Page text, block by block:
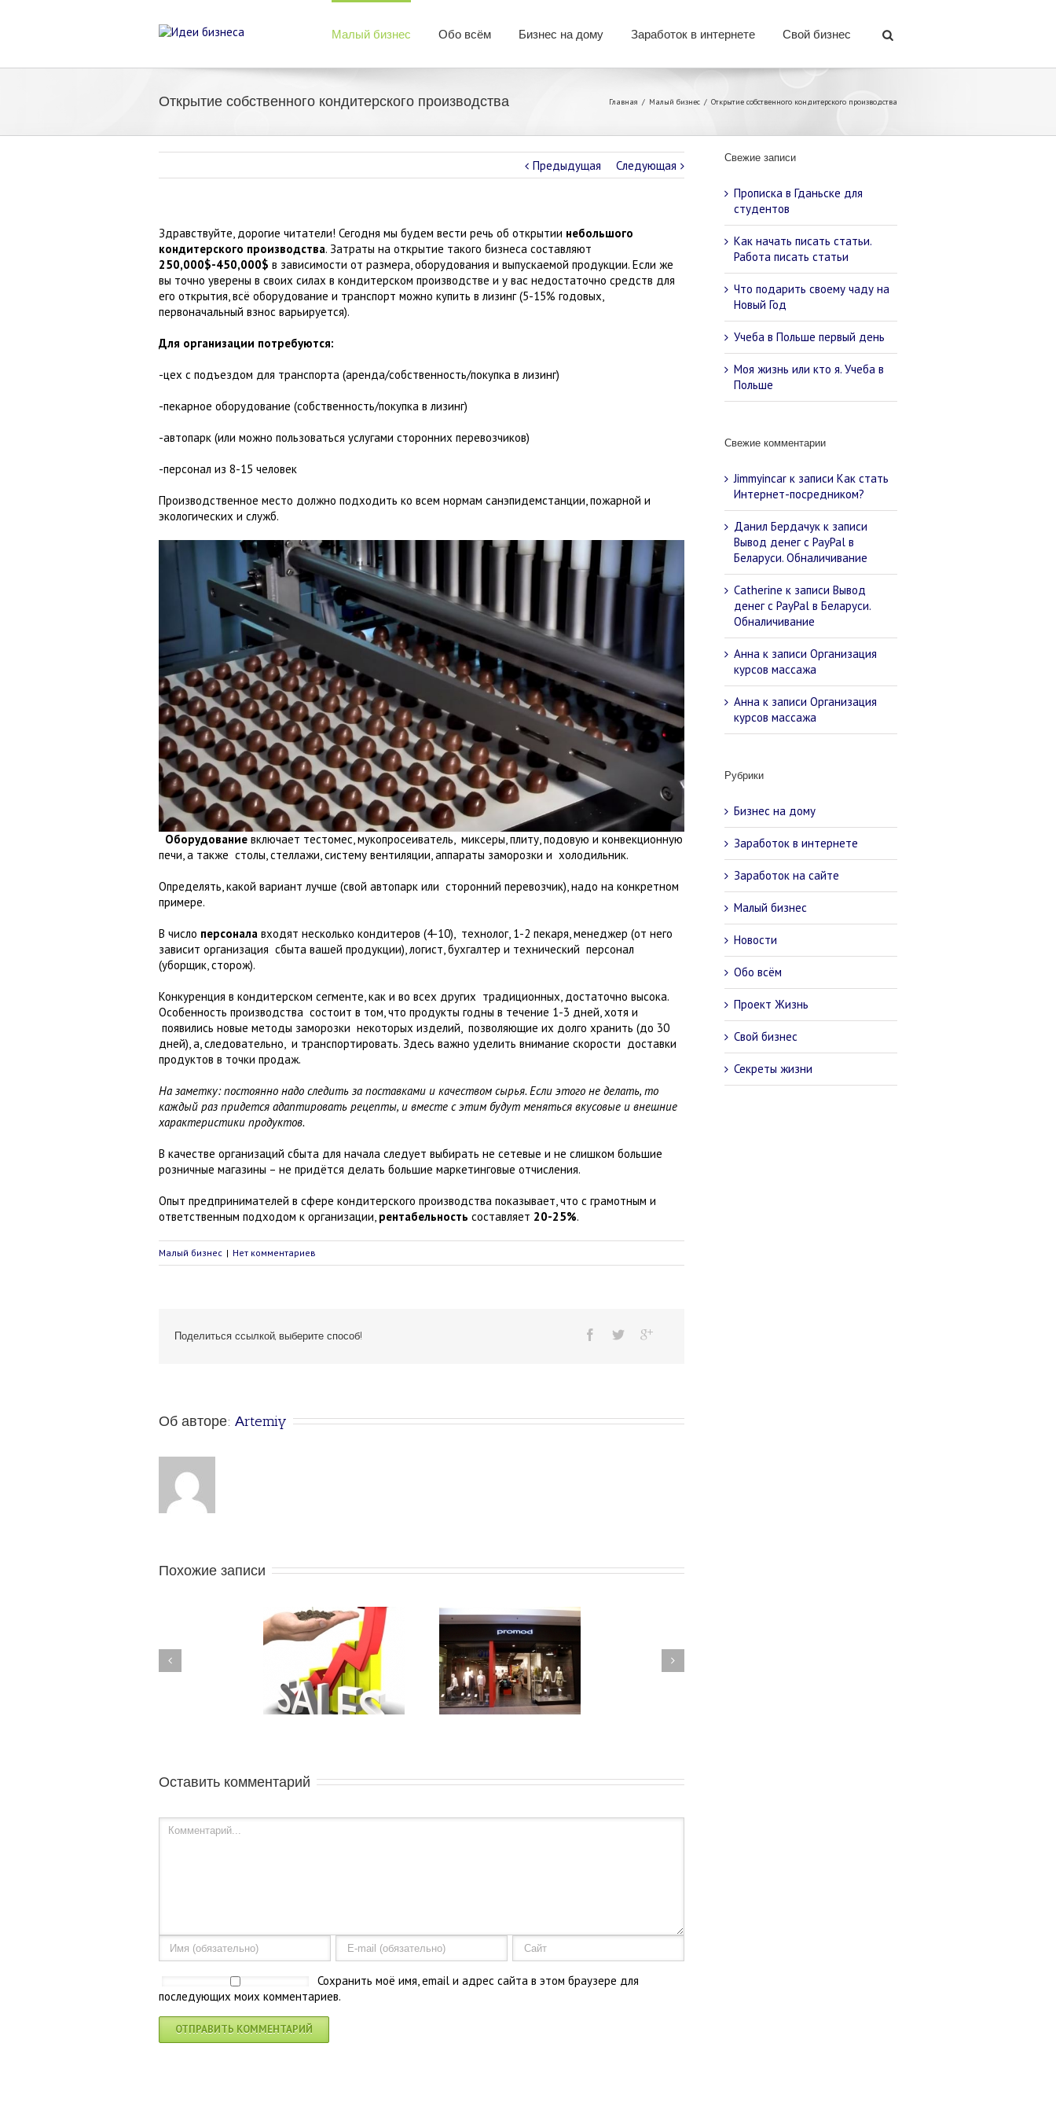
Малый бизнес Обо всём Бизнес на дому Заработок в интернете Свой бизнес
Открытие собственного кондитерского производства Главная Малый бизнес Открытие собственного кондитерского производства
Предыдущая Следующая
Здравствуйте, дорогие читатели! Сегодня мы будем вести речь об открытии небольшого
кондитерского производства. Затраты на открытие такого бизнеса составляют
250,000$-450,000$ в зависимости от размера, оборудования и выпускаемой продукции. Если же
вы точно уверены в своих силах в кондитерском производстве и у вас недостаточно средств для
его открытия, всё оборудование и транспорт можно купить в лизинг (5-15% годовых,
первоначальный взнос варьируется).
Для организации потребуются:
-цех с подъездом для транспорта (аренда/собственность/покупка в лизинг)
-пекарное оборудование (собственность/покупка в лизинг)
-автопарк (или можно пользоваться услугами сторонних перевозчиков)
-персонал из 8-15 человек
Производственное место должно подходить ко всем нормам санэпидемстанции, пожарной и
экологических и служб.
Оборудование включает тестомес, мукопросеиватель, миксеры, плиту, подовую и конвекционную
печи, а также столы, стеллажи, систему вентиляции, аппараты заморозки и холодильник.
Определять, какой вариант лучше (свой автопарк или сторонний перевозчик), надо на конкретном
примере.
В число персонала входят несколько кондитеров (4-10), технолог, 1-2 пекаря, менеджер (от него
зависит организация сбыта вашей продукции), логист, бухгалтер и технический персонал
(уборщик, сторож).
Конкуренция в кондитерском сегменте, как и во всех других традиционных, достаточно высока.
Особенность производства состоит в том, что продукты годны в течение 1-3 дней, хотя и
появились новые методы заморозки некоторых изделий, позволяющие их долго хранить (до 30
дней), а, следовательно, и транспортировать. Здесь важно уделить внимание скорости доставки
продуктов в точки продаж.
На заметку: постоянно надо следить за поставками и качеством сырья. Если этого не делать, то
каждый раз придется адаптировать рецепты, и вместе с этим будут меняться вкусовые и внешние
характеристики продуктов.
В качестве организаций сбыта для начала следует выбирать не сетевые и не слишком большие
розничные магазины – не придётся делать большие маркетинговые отчисления.
Опыт предпринимателей в сфере кондитерского производства показывает, что с грамотным и
ответственным подходом к организации, рентабельность составляет 20-25%.
Малый бизнес | Нет комментариев
Поделиться ссылкой, выберите способ!
Об авторе: Аrtemiy
Похожие записи
5 стратегий роста
Как открыть магазин
одежды
Производство зонтов
Оставить комментарий
Сохранить моё имя, email и адрес сайта в этом браузере для
последующих моих комментариев.
Свежие записи
Прописка в Гданьске для
студентов
Как начать писать статьи.
Работа писать статьи
Что подарить своему чаду на
Новый Год
Учеба в Польше первый день
Моя жизнь или кто я. Учеба в
Польше
Свежие комментарии
Jimmyincar к записи Как стать
Интернет-посредником?
Данил Бердачук к записи
Вывод денег с PayPal в
Беларуси. Обналичивание
Catherine к записи Вывод
денег с PayPal в Беларуси.
Обналичивание
Анна к записи Организация
курсов массажа
Анна к записи Организация
курсов массажа
Рубрики
Бизнес на дому
Заработок в интернете
Заработок на сайте
Малый бизнес
Новости
Обо всём
Проект Жизнь
Свой бизнес
Секреты жизни